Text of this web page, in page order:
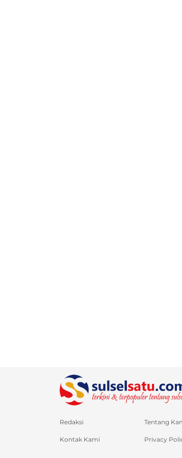
Redaksi Tentang
Kontak Kami Privacy